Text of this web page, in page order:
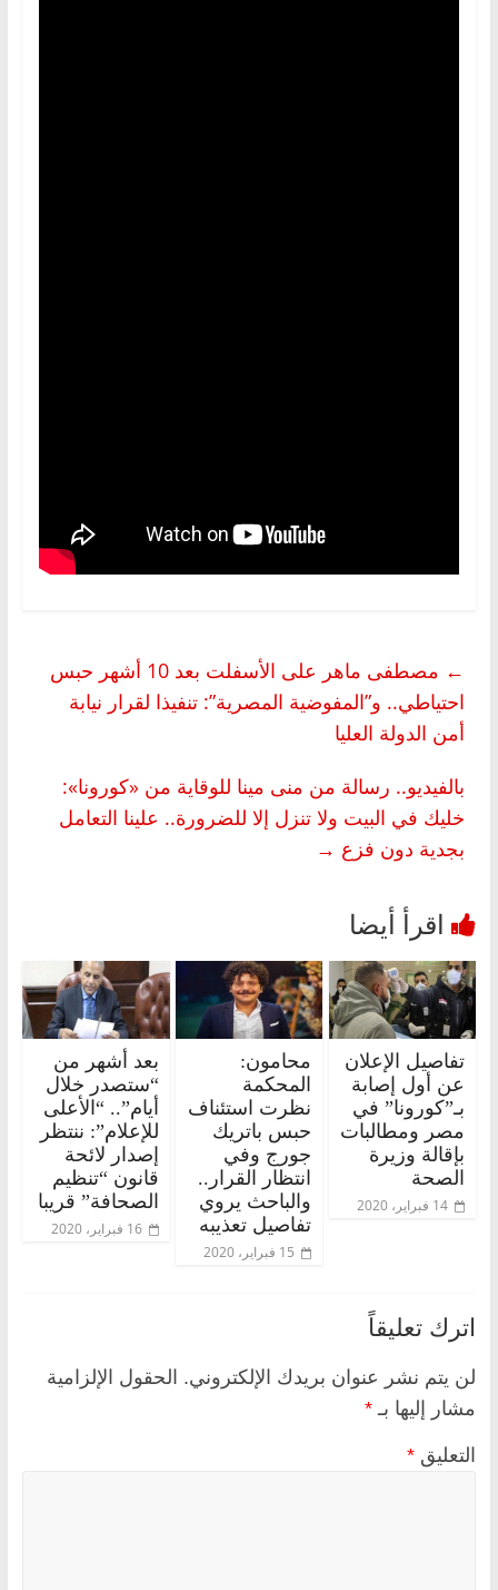
←
مصطفى ماهر على الأسفلت بعد 10 أشهر حبس
احتياطي.. و”المفوضية المصرية”: تنفيذا لقرار نيابة
أمن الدولة العليا
بالفيديو.. رسالة من منى مينا للوقاية من «كورونا»:
خليك في البيت ولا تنزل إلا للضرورة.. علينا التعامل
بجدية دون فزع →
تفاصيل الإعلان
عن أول إصابة
بـ”كورونا” في
مصر ومطالبات
بإقالة وزيرة
الصحة
14 فبراير، 2020
محامون:
المحكمة
نظرت استئناف
حبس باتريك
جورج وفي
انتظار القرار..
والباحث يروي
تفاصيل تعذيبه
15 فبراير، 2020
بعد أشهر من
“ستصدر خلال
أيام”.. “الأعلى
للإعلام”: ننتظر
إصدار لائحة
قانون “تنظيم
الصحافة” قريبا
16 فبراير، 2020
اترك تعليقاً
لن يتم نشر عنوان بريدك الإلكتروني. الحقول الإلزامية
مشار إليها بـ *
التعليق *